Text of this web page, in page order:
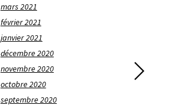
mars 2021
février 2021
janvier 2021
décembre 2020
novembre 2020
octobre 2020
septembre 2020